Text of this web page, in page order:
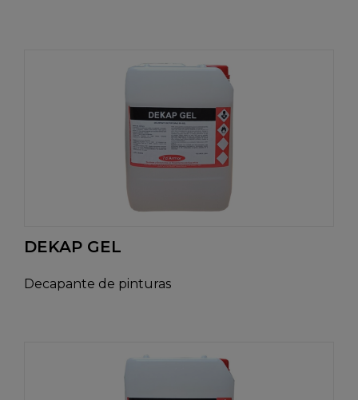
DEKAP GEL
Decapante de pinturas